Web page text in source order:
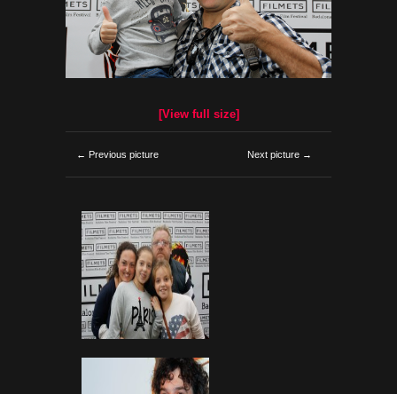
[View full size]
← Previous picture Next picture →